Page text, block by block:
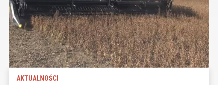
AKTUALNOŚCI